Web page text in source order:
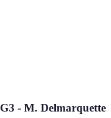
- M. Delmarquette